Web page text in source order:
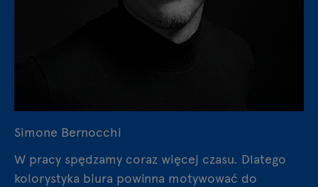
Simone Bernocchi
W pracy spędzamy coraz więcej czasu. Dlatego
kolorystyka biura powinna motywować do